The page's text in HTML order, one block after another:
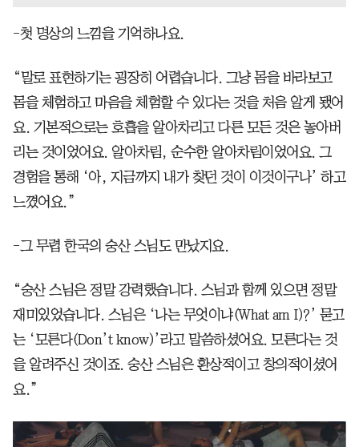
-첫 명상의 느낌을 기억하나요.
“말로 표현하기는 굉장히 어렵습니다. 그냥 몸을 바라보고
몸을 체험하고 마음을 체험할 수 있다는 것을 처음 알게 됐어
요. 기본적으로는 호흡을 알아차리고 다른 모든 것은 놓아버
리는 것이었어요. 알아차림, 순수한 알아차림이었어요. 그
경험을 통해 ‘아, 지금까지 내가 찾던 것이 이것이구나’ 하고
느꼈어요.”
-그 무렵 한국의 숭산 스님도 만났지요.
“숭산 스님은 정말 강력했습니다. 스님과 함께 있으면 정말
재미있었습니다. 스님은 ‘나는 무엇이냐(What am I)?’ 묻고
는 ‘모른다(Don’t know)’라고 말씀하셨어요. 모른다는 것
을 알려주신 것이죠. 숭산 스님은 환상적이고 창의적이셨어
요.”